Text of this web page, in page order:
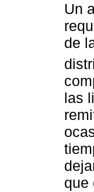
Un
de
las
que